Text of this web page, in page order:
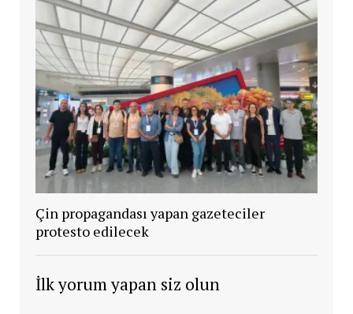
Çin propagandası yapan gazeteciler
protesto edilecek
İlk yorum yapan siz olun